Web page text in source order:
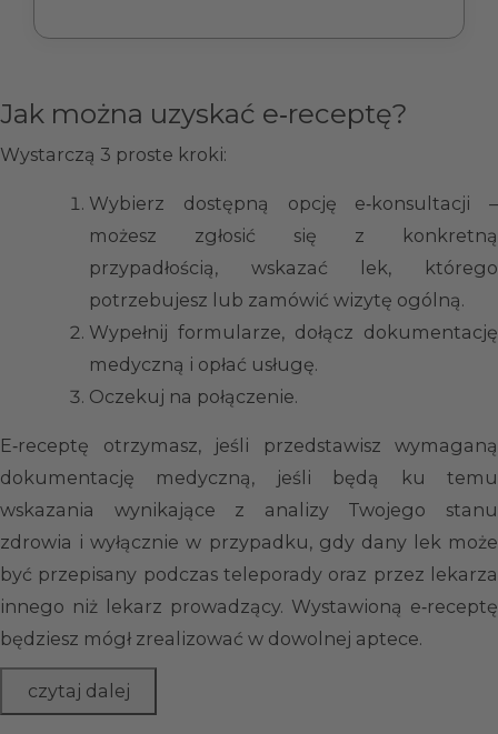
Jak można uzyskać e‑receptę?
Wystarczą 3 proste kroki:
Wybierz dostępną opcję e‑konsultacji –
możesz zgłosić się z konkretną
przypadłością, wskazać lek, którego
potrzebujesz lub zamówić wizytę ogólną.
Wypełnij formularze, dołącz dokumentację
medyczną i opłać usługę.
Oczekuj na połączenie.
E‑receptę otrzymasz, jeśli przedstawisz wymaganą
dokumentację medyczną, jeśli będą ku temu
wskazania wynikające z analizy Twojego stanu
zdrowia i wyłącznie w przypadku, gdy dany lek może
być przepisany podczas teleporady oraz przez lekarza
innego niż lekarz prowadzący. Wystawioną e‑receptę
będziesz mógł zrealizować w dowolnej aptece.
czytaj dalej